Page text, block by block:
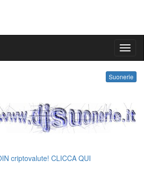
Suonerie
criptovalute! CLICCA QUI